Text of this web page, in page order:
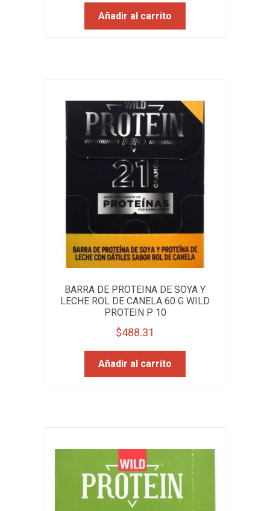
Añadir al carrito
BARRA DE PROTEINA DE SOYA Y
LECHE ROL DE CANELA 60 G WILD
PROTEIN P 10
$488.31
Añadir al carrito